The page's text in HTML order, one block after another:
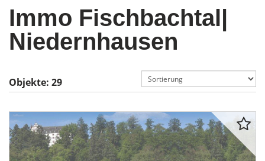
Immo Fischbachtal|
Niedernhausen
Objekte: 29